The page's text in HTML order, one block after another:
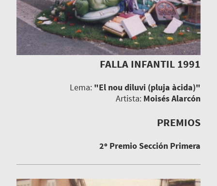
FALLA INFANTIL 1991
Lema: "El nou diluvi (pluja àcida)"
Artista: Moisés Alarcón
PREMIOS
2º Premio Sección Primera